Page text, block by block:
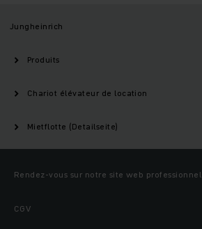
Jungheinrich
Produits
Chariot élévateur de location
Mietflotte (Detailseite)
Rendez-vous sur notre site web professionnel
CGV